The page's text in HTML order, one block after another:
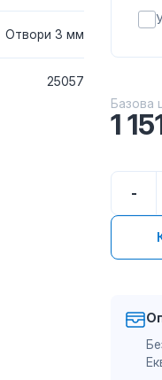
Отвори 3 мм
25057
Базова
1
-